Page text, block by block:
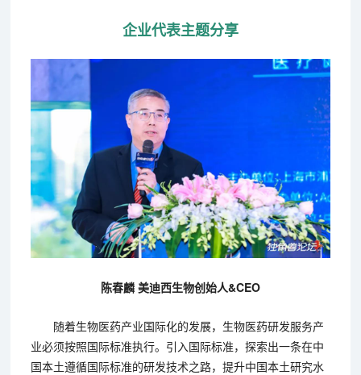
企业代表主题分享
陈春麟 美迪西生物创始人&CEO
随着生物医药产业国际化的发展，生物医药研发服务产
业必须按照国际标准执行。引入国际标准，探索出一条在中
国本土遵循国际标准的研发技术之路，提升中国本土研究水